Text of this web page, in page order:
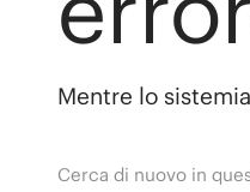
Mentre lo
Cerca di nuovo in